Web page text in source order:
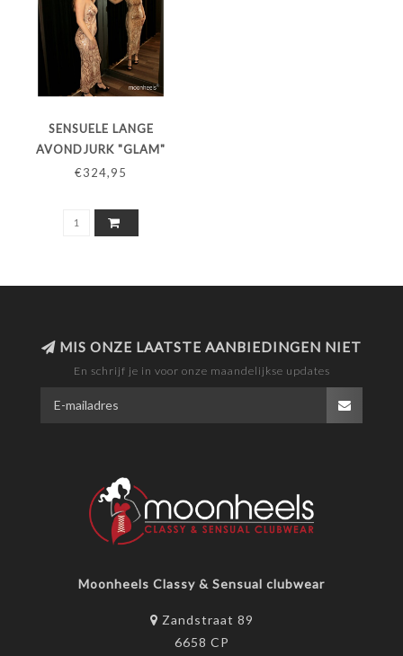
SENSUELE LANGE
AVONDJURK "GLAM"
€324,95
MIS ONZE LAATSTE AANBIEDINGEN NIET
En schrijf je in voor onze maandelijkse updates
Moonheels Classy & Sensual clubwear
Zandstraat 89
6658 CP